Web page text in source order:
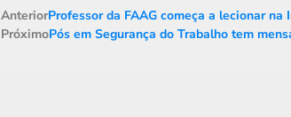
AnteriorProfessor da FAAG começa a lecionar na
PróximoPós em Segurança do Trabalho tem